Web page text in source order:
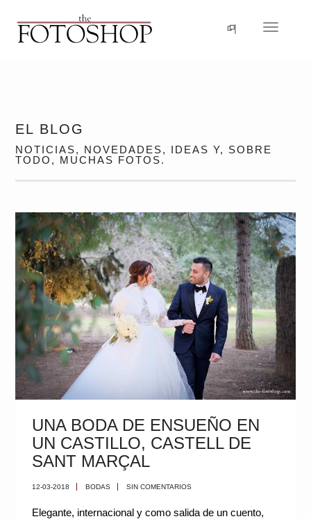
Idioma
EL BLOG
NOTICIAS, NOVEDADES, IDEAS Y, SOBRE
TODO, MUCHAS FOTOS.
UNA BODA DE ENSUEÑO EN
UN CASTILLO, CASTELL DE
SANT MARÇAL
12-03-2018 BODAS SIN COMENTARIOS
Elegante, internacional y como salida de un cuento,